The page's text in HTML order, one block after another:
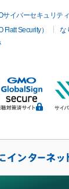
イバーセキュリティ
Security）
な